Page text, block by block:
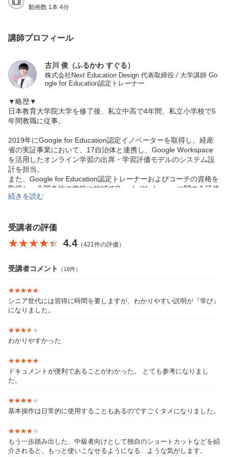
動画数 1本 4分
講師プロフィール
古川 俊（ふるかわ すぐる）
株式会社Next Education Design 代表取締役 / 大学講師 Go
ogle for Education認定トレーナー
▼略歴▼
日本教育大学院大学を修了後、私立中高で4年間、私立小学校で5
年間教職に従事。
2019年にGoogle for Education認定イノベーターを取得し、経産
省の実証事業において、17自治体と連携し、Google Workspace
を活用したオンライン学習の出席・学習評価モデルのシステム設
計を担当。
また、Google for Education認定トレーナーおよびコーチの資格を
取得し、全国各地の学校や地域でGoogle Workspaceに関する研修
やコーチングを実施。
推進コンサルタントとして、AIやICTの推進活動を幅広く展開。20
ace に関する研修やスクールを運営。
YouTubeチャンネル「AI・ICT活用チャンネル」では、企業や教育
https://www.youtube.com/@suguru_aiict
続きを読む
受講者の評価
★★★★★
★★★★★ 4.4 （421件の評価）
受講者コメント （16件）
★★★★★
★★★★★
シニア世代には習得に時間を要しますが、わかりやすい説明が『学び』
になりました。
★★★★★
★★★★★
わかりやすかった
★★★★★
★★★★★
ドキュメントが便利であることがわかった。 とても参考になりまし
た。
★★★★★
★★★★★
基本操作は日常的に使用することもあるのですごくタメになりました。
★★★★★
★★★★★
もう一歩踏み出した、中級者向けとして独自のショートカットなどを紹
介されると、もっと使いこなせるようになる…ような気がします。